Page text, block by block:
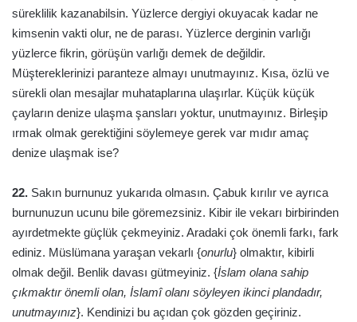
süreklilik kazanabilsin. Yüzlerce dergiyi okuyacak kadar ne
kimsenin vakti olur, ne de parası. Yüzlerce derginin varlığı
yüzlerce fikrin, görüşün varlığı demek de değildir.
Müştereklerinizi paranteze almayı unutmayınız. Kısa, özlü ve
sürekli olan mesajlar muhataplarına ulaşırlar. Küçük küçük
çayların denize ulaşma şansları yoktur, unutmayınız. Birleşip
ırmak olmak gerektiğini söylemeye gerek var mıdır amaç
denize ulaşmak ise?
22. Sakın burnunuz yukarıda olmasın. Çabuk kırılır ve ayrıca
burnunuzun ucunu bile göremezsiniz. Kibir ile vekarı birbirinden
ayırdetmekte güçlük çekmeyiniz. Aradaki çok önemli farkı, fark
ediniz. Müslümana yaraşan vekarlı {onurlu} olmaktır, kibirli
olmak değil. Benlik davası gütmeyiniz. {İslam olana sahip
çıkmaktır önemli olan, İslamî olanı söyleyen ikinci plandadır,
unutmayınız}. Kendinizi bu açıdan çok gözden geçiriniz.